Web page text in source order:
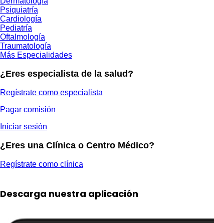
Psiquiatría
Cardiología
Pediatría
Oftalmología
Traumatología
Más Especialidades
¿Eres especialista de la salud?
Regístrate como especialista
Pagar comisión
Iniciar sesión
¿Eres una Clínica o Centro Médico?
Regístrate como clínica
Descarga nuestra aplicación